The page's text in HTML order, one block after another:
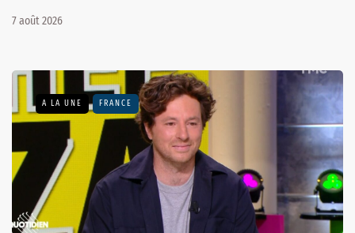
7 août 2026
A LA UNE FRANCE